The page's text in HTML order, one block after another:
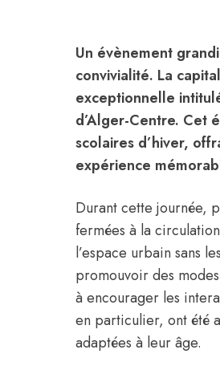
Un évènement
convivialité. La
exceptionnelle
d’Alger-Centre. Cet
scolaires d’hiver,
expérience
Durant cette journée,
fermées à la
l’espace urbain sans
promouvoir des
à encourager les
en particulier, ont été
adaptées à leur âge.